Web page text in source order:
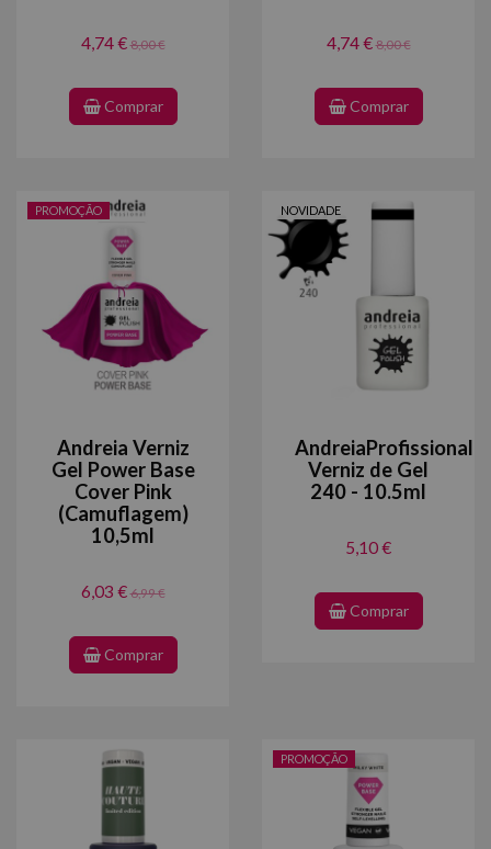
4,74 €8,00 €
Comprar
4,74 €8,00 €
Comprar
PROMOÇÃO
Andreia Verniz
Gel Power Base
Cover Pink
(Camuflagem)
10,5ml
6,03 €6,99 €
Comprar
NOVIDADE
AndreiaProfissional
Verniz de Gel
240 - 10.5ml
5,10 €
Comprar
PROMOÇÃO